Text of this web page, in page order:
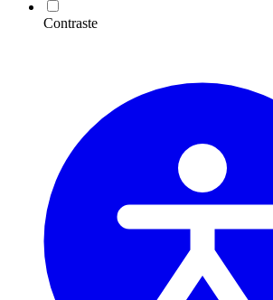
Contraste